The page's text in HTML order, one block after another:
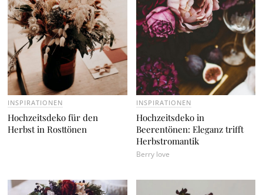
INSPIRATIONEN
Hochzeitsdeko für den
Herbst in Rosttönen
INSPIRATIONEN
Hochzeitsdeko in
Beerentönen: Eleganz trifft
Herbstromantik
Berry love